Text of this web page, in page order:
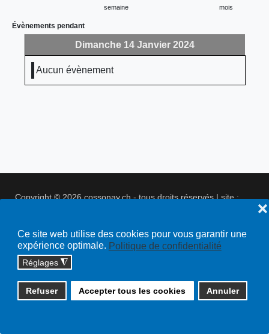
Ce site web utilise des cookies pour vous garantir une
expérience optimale. Politique de confidentialité
Réglages ◮
Refuser Accepter tous les cookies Annuler
❌
semaine mois
Évènements pendant
Dimanche 14 Janvier 2024
Aucun évènement
Copyright © 2026 cossonay.ch - tous droits réservés | site :
Plan du site